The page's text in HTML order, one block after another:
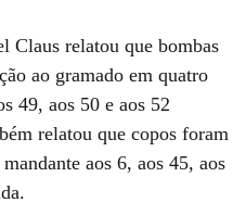
Claus relatou que bombas
ao gramado em quatro
49, aos 50 e aos 52
relatou que copos foram
aos 6, aos 45, aos